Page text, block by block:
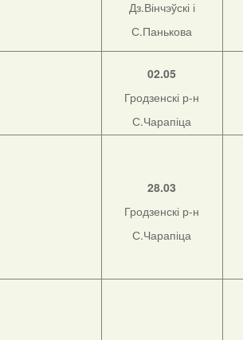
Дз.Вінчэўскі і
С.Панькова
02.05
Гродзенскі р-н
С.Чарапіца
28.03
Гродзенскі р-н
С.Чарапіца